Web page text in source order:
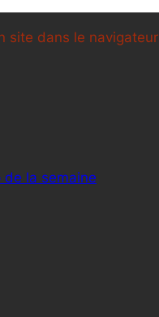
site dans le
de la semaine